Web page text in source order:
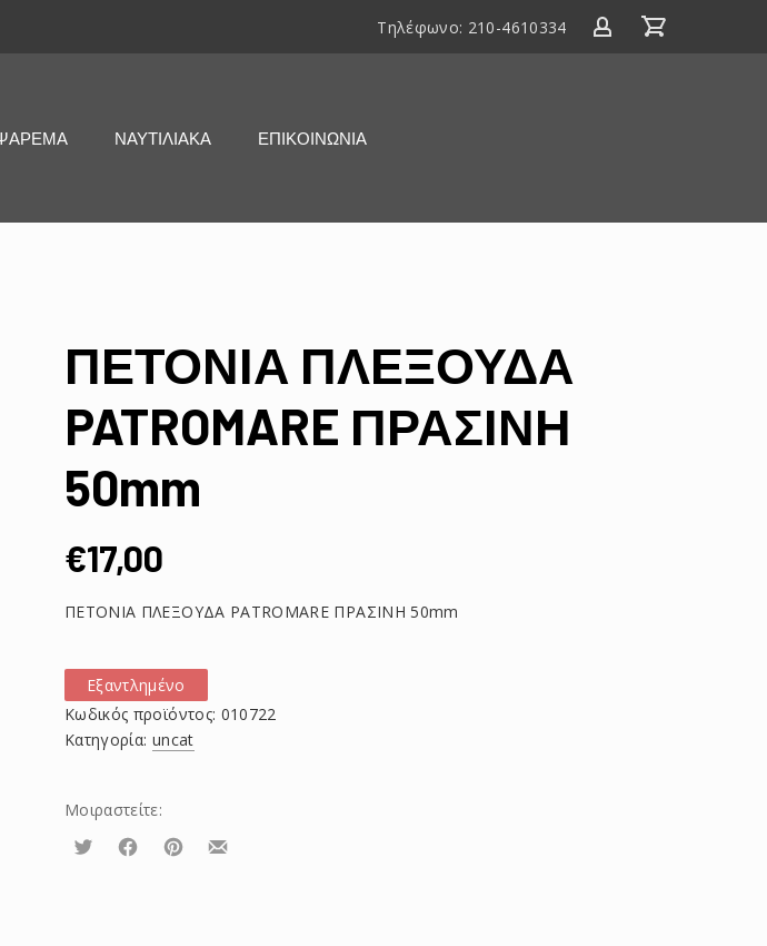
Τηλέφωνο: 210-4610334
ΝΑΥΤΙΛΙΑΚΑ ΕΠΙΚΟΙΝΩΝΙΑ
ΠΕΤΟΝΙΑ ΠΛΕΞΟΥΔΑ
PATROMARE ΠΡΑΣΙΝΗ
50mm
€17,00
ΠΕΤΟΝΙΑ ΠΛΕΞΟΥΔΑ PATROMARE ΠΡΑΣΙΝΗ 50mm
Εξαντλημένο
Κωδικός προϊόντος: 010722
Κατηγορία: uncat
Μοιραστείτε:
Τουίτα ΜοιραστείτεΜοιραστείτεΜοιραστείτε